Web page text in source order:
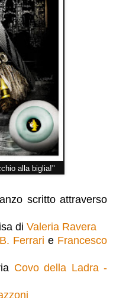
alla biglia!"
scritto attraverso
di Valeria Ravera
Ferrari e Francesco
Covo della Ladra -